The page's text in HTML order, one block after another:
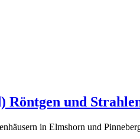
und
in Elmshorn und